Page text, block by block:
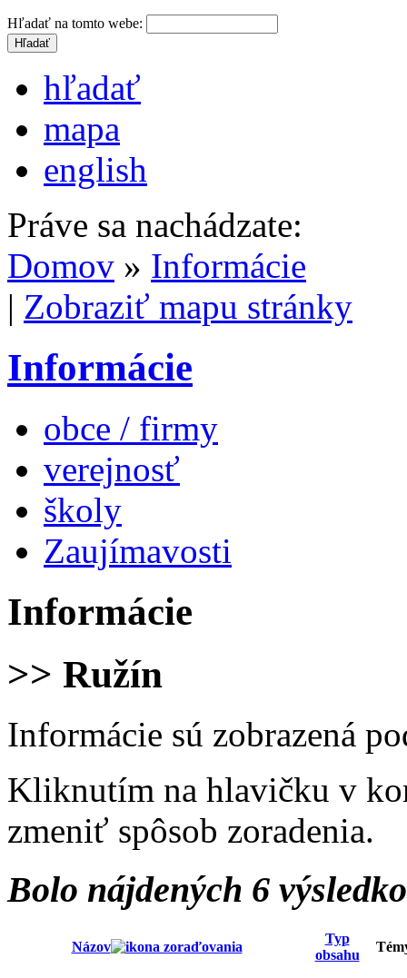
Hľadať na tomto webe:
hľadať
mapa
english
Práve sa nachádzate:
Domov » Informácie
| Zobraziť mapu stránky
Informácie
obce / firmy
verejnosť
školy
Zaujímavosti
Informácie
>> Ružín
Informácie sú zobrazená
Kliknutím na hlavičku v
zmeniť spôsob zoradenia.
Bolo nájdených 6
Názov
Typ
obsahu